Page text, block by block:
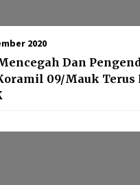
2020
Dan
09/Mauk Terus